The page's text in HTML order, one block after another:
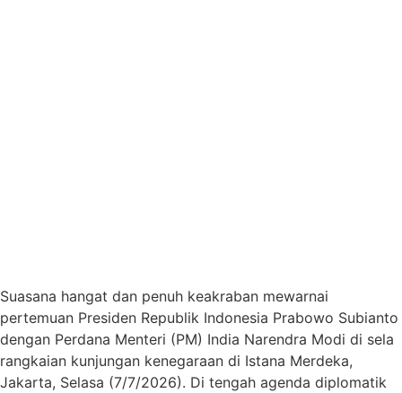
Suasana hangat dan penuh keakraban mewarnai
pertemuan Presiden Republik Indonesia Prabowo Subianto
dengan Perdana Menteri (PM) India Narendra Modi di sela
rangkaian kunjungan kenegaraan di Istana Merdeka,
Jakarta, Selasa (7/7/2026). Di tengah agenda diplomatik